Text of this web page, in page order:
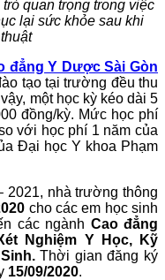
quan trọng trong việc
lại sức khỏe sau khi
đẳng Y Dược Sài Gòn
tạo tại trường đều thu
một học kỳ kéo dài 5
đồng/kỳ. Mức học phí
với học phí 1 năm của
Đại học Y khoa Phạm
2021, nhà trường thông
cho các em học sinh
các ngành Cao đẳng
Nghiệm Y Học, Kỹ
Sinh.Thời gian đăng ký
15/09/2020.